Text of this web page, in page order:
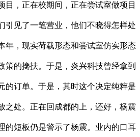
目，正在校期间，正在尝试室做项目
引见了一笔营业，他们不晓得怎样处
年，现实荷载形态和尝试室仿实形态
策的搀扶。于是，炎兴科技曾经拿到
的订单。于是，其时这个决定纯粹是
之处。正在回成都的上，还好，杨震
的短板仍是警示了杨震。业内的口耳